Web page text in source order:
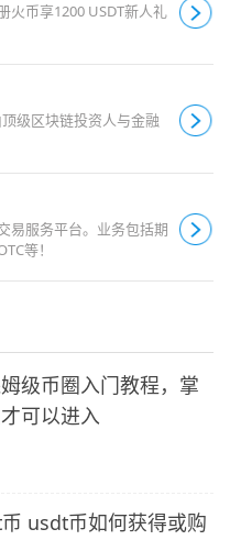
火币享1200 USDT新人礼
级区块链投资人与金融
易服务平台。业务包括期
等！
级币圈入门教程，掌
可以进入
usdt币如何获得或购